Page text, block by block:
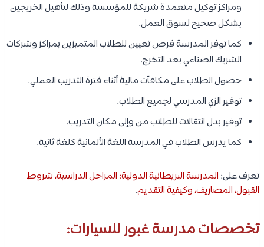
ومراكز توكيل متعمدة شريكة للمؤسسة وذلك لتأهيل الخريجين
بشكل صحيح لسوق العمل.
كما توفر المدرسة فرص تعيين للطلاب المتميزين بمراكز وشركات
الشريك الصناعي بعد التخرج.
حصول الطلاب على مكافآت مالية أثناء فترة التدريب العملي.
توفير الزي المدرسي لجميع الطلاب.
توفير بدل انتقالات للطلاب من وإلى مكان التدريب.
كما يدرس الطلاب في المدرسة اللغة الألمانية كلغة ثانية.
تعرف على: المدرسة البريطانية الدولية: المراحل الدراسية، شروط
القبول، المصاريف، وكيفية التقديم.
تخصصات مدرسة غبور للسيارات: